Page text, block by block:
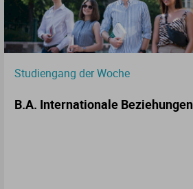
Studiengang der Woche
B.A. Internationale Beziehungen